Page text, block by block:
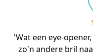
'Wat een eye-
zo'n andere bril